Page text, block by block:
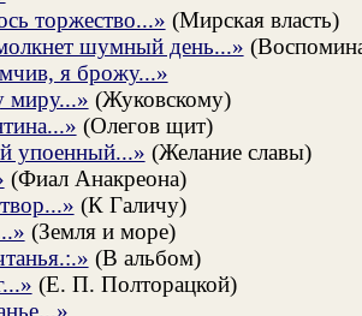
торжество...» (Мирская власть)
шумный день...»
я брожу...»
миру...» (Жуковскому)
(Олегов щит)
упоенный...» (Желание славы)
(Фиал Анакреона)
(К Галичу)
(Земля и море)
(В альбом)
(Е. П. Полторацкой)